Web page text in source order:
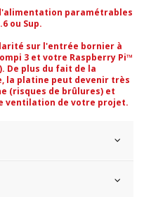
paramétrables
ou Sup.
sur l'entrée bornier à
3 et votre Raspberry Pi™
De plus du fait de la
la platine peut devenir très
(risques de brûlures) et
ventilation de votre projet.